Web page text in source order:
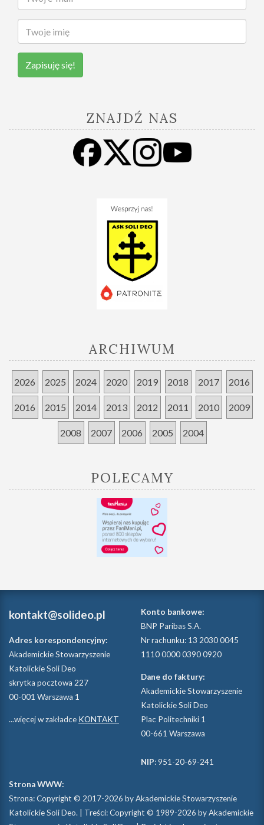
Zapisuję się!
ZNAJDŹ NAS
ARCHIWUM
2026 2025 2024 2020 2019 2018 2017 2016
2016 2015 2014 2013 2012 2011 2010 2009
2008 2007 2006 2005 2004
POLECAMY
kontakt@solideo.pl
Adres korespondencyjny:
Akademickie Stowarzyszenie
Katolickie Soli Deo
skrytka pocztowa 227
00-001 Warszawa 1
...więcej w zakładce KONTAKT
Konto bankowe:
BNP Paribas S.A.
Nr rachunku: 13 2030 0045
1110 0000 0390 0920
Dane do faktury:
Akademickie Stowarzyszenie
Katolickie Soli Deo
Plac Politechniki 1
00-661 Warszawa
NIP: 951-20-69-241
Strona WWW:
Strona: Copyright © 2017-2026 by Akademickie Stowarzyszenie
Katolickie Soli Deo. | Treści: Copyright © 1989-2026 by Akademickie